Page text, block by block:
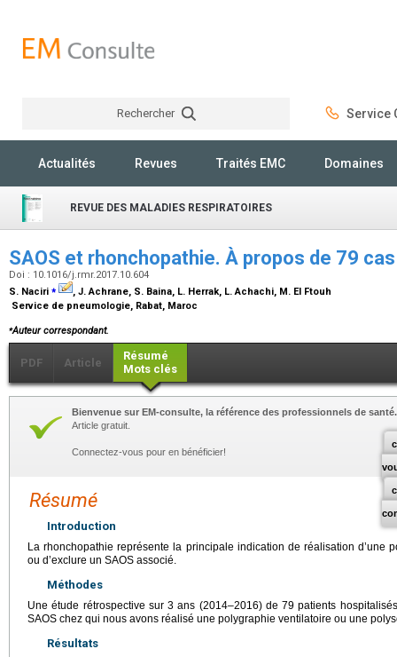
Rechercher Service
Actualités Revues Traités EMC Domaines
REVUE DES MALADIES RESPIRATOIRES
SAOS et rhonchopathie. À propos de 79
Doi : 10.1016/j.rmr.2017.10.604
S. Naciri ⁎
, J. Achrane, S. Baina, L. Herrak, L. Achachi, M. El Ftouh
Service de pneumologie, Rabat, Maroc
⁎Auteur correspondant.
PDF Article
Résumé
Mots clés
Bienvenue sur EM-consulte, la référence des professionnels de santé.
Article gratuit.
Connectez-vous pour en bénéficier!
Résumé
Introduction
La rhonchopathie représente la principale indication de réalisation d’une
ou d’exclure un SAOS associé.
Méthodes
Une étude rétrospective sur 3 ans (2014–2016) de 79 patients
SAOS chez qui nous avons réalisé une polygraphie ventilatoire ou une
Résultats